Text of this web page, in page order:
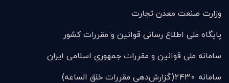
وزارت صنعت معدن تجارت
پایگاه ملی اطلاع رسانی قوانین و مقررات کشور
سامانه ملی قوانين و مقررات جمهوری اسلامی ایران
سامانه ۲۴۳۰(گزارش‌دهی مقررات خلق الساعه)